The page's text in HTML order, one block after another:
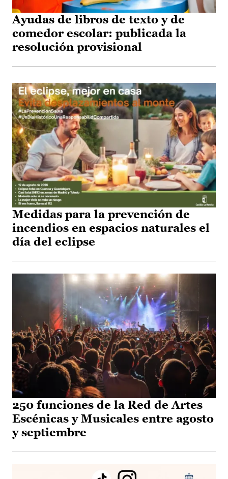
Ayudas de libros de texto y de
comedor escolar: publicada la
resolución provisional
Medidas para la prevención de
incendios en espacios naturales el
día del eclipse
250 funciones de la Red de Artes
Escénicas y Musicales entre agosto
y septiembre